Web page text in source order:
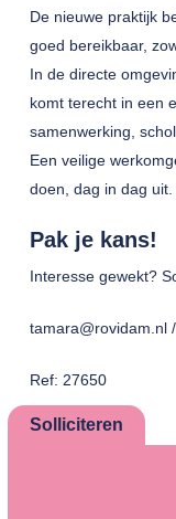
De nieuwe praktijk
goed bereikbaar,
In de directe
komt terecht in een
samenwerking,
Een veilige
doen, dag in dag uit.
Pak je kans!
Interesse gewekt?
tamara@rovidam.nl
Ref: 27650
Solliciteren